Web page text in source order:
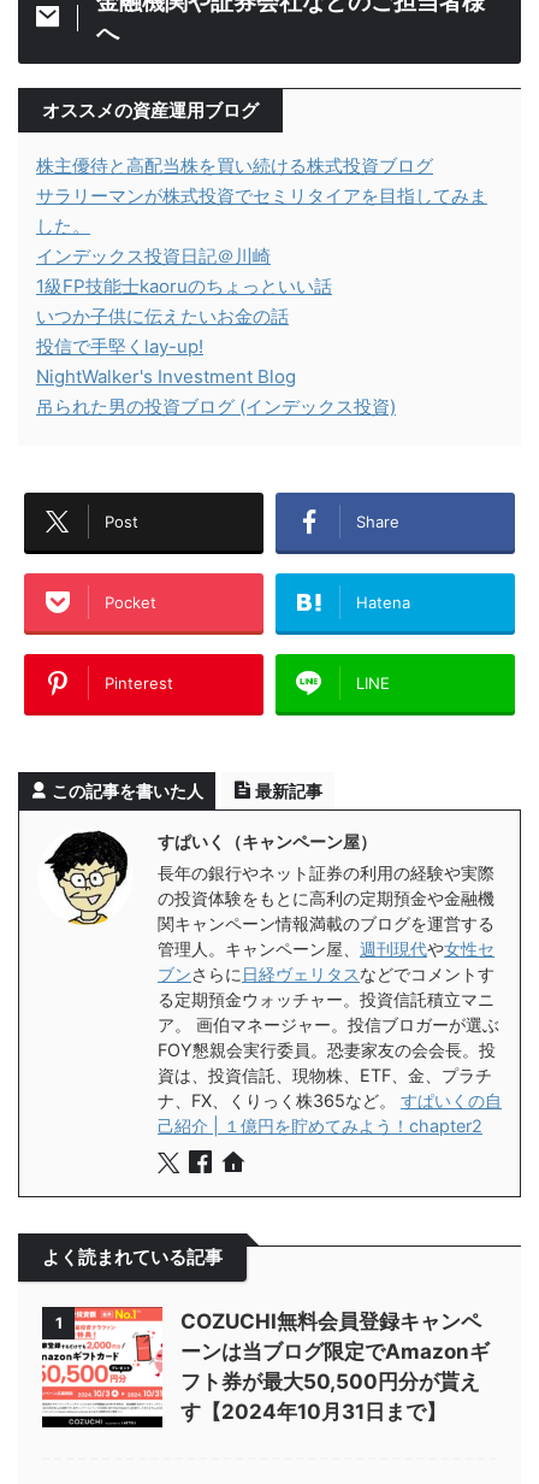
へ
オススメの資産運用ブログ
株主優待と高配当株を買い続ける株式投資ブログ
サラリーマンが株式投資でセミリタイアを目指してみま
した。
インデックス投資日記＠川崎
1級FP技能士kaoruのちょっといい話
いつか子供に伝えたいお金の話
投信で手堅くlay-up!
NightWalker's Investment Blog
吊られた男の投資ブログ (インデックス投資)
Post Share
Pocket Hatena
Pinterest LINE
この記事を書いた人 最新記事
すぱいく（キャンペーン屋）
長年の銀行やネット証券の利用の経験や実際
の投資体験をもとに高利の定期預金や金融機
関キャンペーン情報満載のブログを運営する
管理人。キャンペーン屋、 週刊現代や女性セ
ブンさらに 日経ヴェリタスなどでコメントす
る定期預金ウォッチャー。投資信託積立マニ
ア。 画伯マネージャー。投信ブロガーが選ぶ
FOY懇親会実行委員。恐妻家友の会会長。投
資は、投資信託、現物株、ETF、金、プラチ
ナ、FX、くりっく株365など。 すぱいくの自
己紹介 | １億円を貯めてみよう！chapter2
よく読まれている記事
1
COZUCHI無料会員登録キャンペ
ーンは当ブログ限定でAmazonギ
フト券が最大50,500円分が貰え
す【2024年10月31日まで】